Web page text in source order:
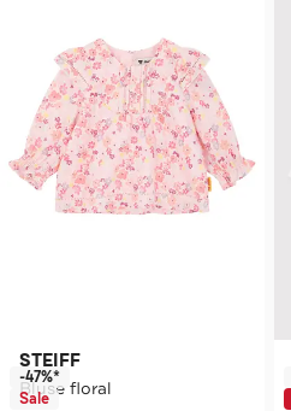
STEIFF
Bluse floral
-47%*
Sale